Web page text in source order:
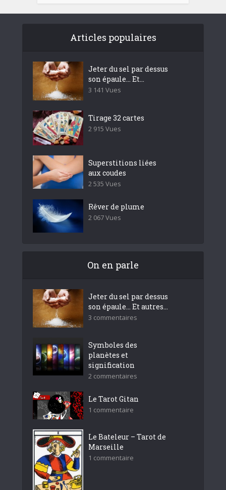
Articles populaires
Jeter du sel par dessus
son épaule… Et...
3 141 Vues
Tirage 32 cartes
2 915 Vues
Superstitions liées
aux coudes
2 535 Vues
Rêver de plume
2 067 Vues
On en parle
Jeter du sel par dessus
son épaule… Et autres...
3 commentaires
Symboles des
planètes et
signification
2 commentaires
Le Tarot Gitan
1 commentaire
Le Bateleur – Tarot de
Marseille
1 commentaire